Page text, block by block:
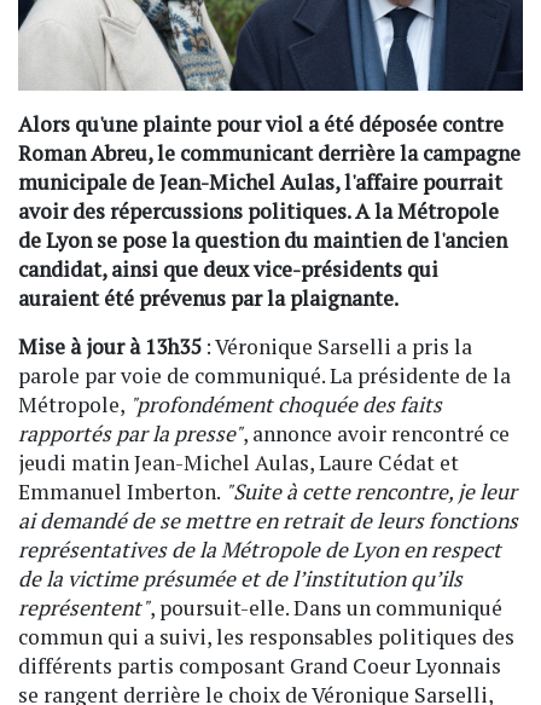
Alors qu'une plainte pour viol a été déposée contre
Roman Abreu, le communicant derrière la campagne
municipale de Jean-Michel Aulas, l'affaire pourrait
avoir des répercussions politiques. A la Métropole
de Lyon se pose la question du maintien de l'ancien
candidat, ainsi que deux vice-présidents qui
auraient été prévenus par la plaignante.
Mise à jour à 13h35: Véronique Sarselli a pris la
parole par voie de communiqué. La présidente de la
Métropole, "profondément choquée des faits
rapportés par la presse", annonce avoir rencontré ce
jeudi matin Jean-Michel Aulas, Laure Cédat et
Emmanuel Imberton. "Suite à cette rencontre, je leur
ai demandé de se mettre en retrait de leurs fonctions
représentatives de la Métropole de Lyon en respect
de la victime présumée et de l’institution qu’ils
représentent", poursuit-elle. Dans un communiqué
commun qui a suivi, les responsables politiques des
différents partis composant Grand Coeur Lyonnais
se rangent derrière le choix de Véronique Sarselli,